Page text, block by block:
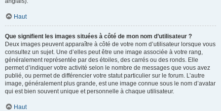
Haut
Que signifient les images situées à côté de mon nom d’utilisateur ?
Deux images peuvent apparaître à côté de votre nom d’utilisateur lorsque vous
consultez un sujet. Une d’elles peut être une image associée à votre rang,
généralement représentée par des étoiles, des carrés ou des ronds. Elle
permet d’indiquer votre activité selon le nombre de messages que vous avez
publié, ou permet de différencier votre statut particulier sur le forum. L’autre
image, généralement plus grande, est une image connue sous le nom d’avatar
qui est bien souvent unique et personnelle à chaque utilisateur.
Haut